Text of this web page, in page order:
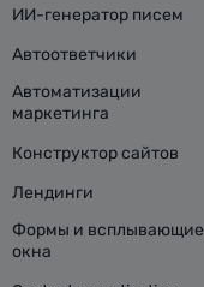
ИИ-генератор писем
Автоответчики
Автоматизации
маркетинга
Конструктор сайтов
Лендинги
Формы и всплывающие
окна